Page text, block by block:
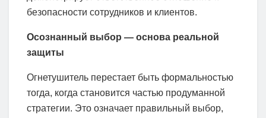
безопасности сотрудников и клиентов.
Осознанный выбор — основа реальной
защиты
Огнетушитель перестает быть формальностью
тогда, когда становится частью продуманной
стратегии. Это означает правильный выбор,